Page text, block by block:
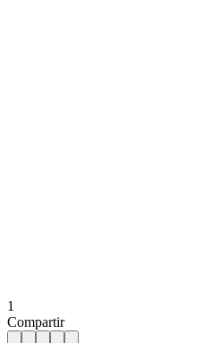
1
Compartir